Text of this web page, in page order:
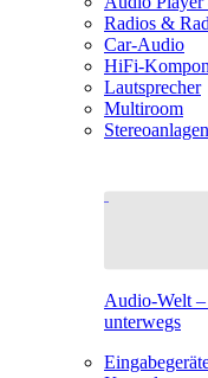
Radios &
Car-Audio
HiFi-
Lautsprecher
Multiroom
Stereoanlagen
Audio-Welt –
unterwegs